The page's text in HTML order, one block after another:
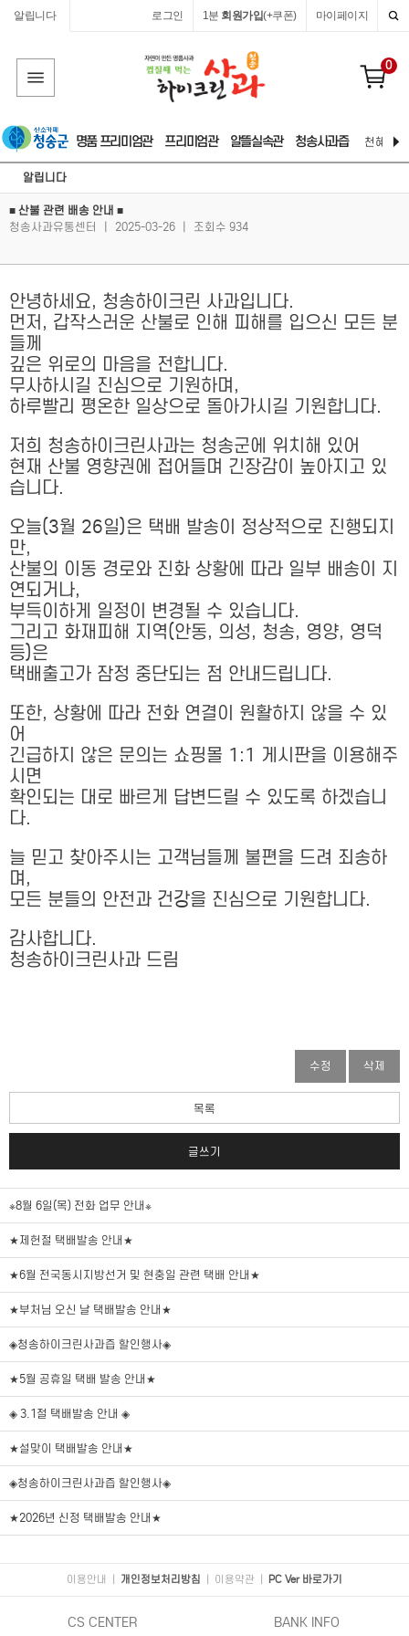
알립니다 마이페이지
1분 회원가입(+쿠폰)
로그인
0
명품 프리미엄관 프리미엄관 알뜰실속관 청송사과즙 천혜 자
알립니다
■ 산불 관련 배송 안내 ■
청송사과유통센터
2025-03-26 조회수 934
안녕하세요, 청송하이크린 사과입니다.
먼저, 갑작스러운 산불로 인해 피해를 입으신 모든 분
들께
깊은 위로의 마음을 전합니다.
무사하시길 진심으로 기원하며,
하루빨리 평온한 일상으로 돌아가시길 기원합니다.
저희 청송하이크린사과는 청송군에 위치해 있어
현재 산불 영향권에 접어들며 긴장감이 높아지고 있
습니다.
오늘(3월 26일)은 택배 발송이 정상적으로 진행되지
만,
산불의 이동 경로와 진화 상황에 따라 일부 배송이 지
연되거나,
부득이하게 일정이 변경될 수 있습니다.
그리고 화재피해 지역(안동, 의성, 청송, 영양, 영덕
등)은
택배출고가 잠정 중단되는 점 안내드립니다.
또한, 상황에 따라 전화 연결이 원활하지 않을 수 있
어
긴급하지 않은 문의는 쇼핑몰 1:1 게시판을 이용해주
시면
확인되는 대로 빠르게 답변드릴 수 있도록 하겠습니
다.
늘 믿고 찾아주시는 고객님들께 불편을 드려 죄송하
며,
모든 분들의 안전과 건강을 진심으로 기원합니다.
감사합니다.
청송하이크린사과 드림
수정 삭제
목록
글쓰기
※8월 6일(목) 전화 업무 안내※
★제헌절 택배발송 안내★
★6월 전국동시지방선거 및 현충일 관련 택배 안내★
★부처님 오신 날 택배발송 안내★
◈청송하이크린사과즙 할인행사◈
★5월 공휴일 택배 발송 안내★
◈ 3.1절 택배발송 안내 ◈
★설맞이 택배발송 안내★
◈청송하이크린사과즙 할인행사◈
★2026년 신정 택배발송 안내★
이용안내 개인정보처리방침 이용약관 PC Ver 바로가기
CS CENTER BANK INFO